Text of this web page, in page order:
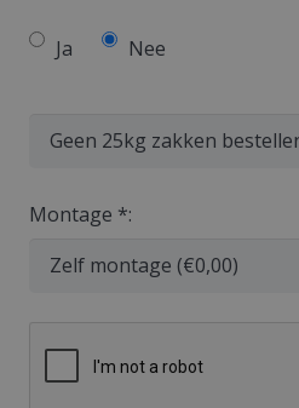
Ja Nee
Montage *: